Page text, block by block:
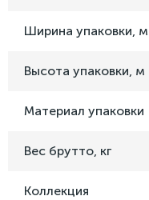
Ширина упаковки, м
Высота упаковки, м
Материал упаковки
Вес брутто, кг
Коллекция